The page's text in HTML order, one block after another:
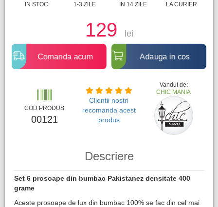
IN STOC
1-3 ZILE
IN 14 ZILE
LA CURIER
129 lei
Comanda acum Adauga in cos
COD PRODUS
00121
Clientii nostri
recomanda acest
produs
Vandut de:
CHIC MANIA
Descriere
Set 6 prosoape din bumbac Pakistanez densitate 400
grame​
Aceste prosoape de lux din bumbac 100% se fac din cel mai